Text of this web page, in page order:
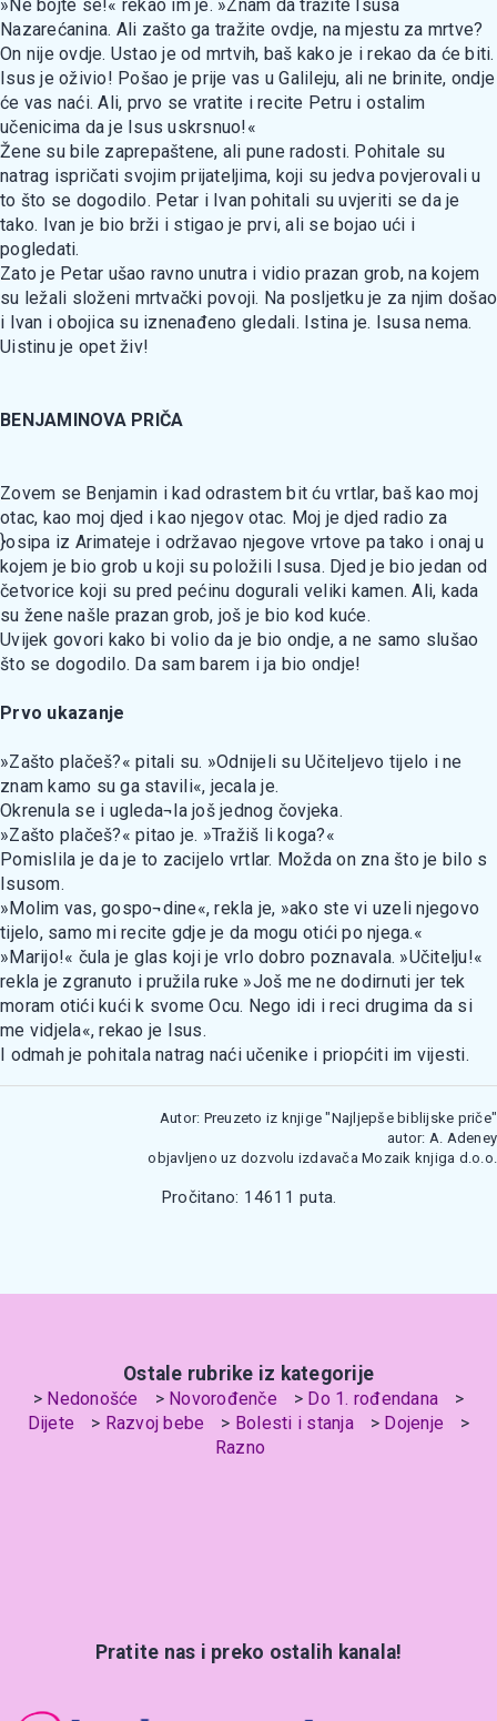
»Ne bojte se!« rekao im je. »Znam da tražite Isusa
Nazarećanina. Ali zašto ga tražite ovdje, na mjestu za mrtve?
On nije ovdje. Ustao je od mrtvih, baš kako je i rekao da će biti.
Isus je oživio! Pošao je prije vas u Galileju, ali ne brinite, ondje
će vas naći. Ali, prvo se vratite i recite Petru i ostalim
učenicima da je Isus uskrsnuo!«
Žene su bile zaprepaštene, ali pune radosti. Pohitale su
natrag ispričati svojim prijateljima, koji su jedva povjerovali u
to što se dogodilo. Petar i Ivan pohitali su uvjeriti se da je
tako. Ivan je bio brži i stigao je prvi, ali se bojao ući i
pogledati.
Zato je Petar ušao ravno unutra i vidio prazan grob, na kojem
su ležali složeni mrtvački povoji. Na posljetku je za njim došao
i Ivan i obojica su iznenađeno gledali. Istina je. Isusa nema.
Uistinu je opet živ!
BENJAMINOVA PRIČA
Zovem se Benjamin i kad odrastem bit ću vrtlar, baš kao moj
otac, kao moj djed i kao njegov otac. Moj je djed radio za
}osipa iz Arimateje i održavao njegove vrtove pa tako i onaj u
kojem je bio grob u koji su položili Isusa. Djed je bio jedan od
četvorice koji su pred pećinu dogurali veliki kamen. Ali, kada
su žene našle prazan grob, još je bio kod kuće.
Uvijek govori kako bi volio da je bio ondje, a ne samo slušao
što se dogodilo. Da sam barem i ja bio ondje!
Prvo ukazanje
»Zašto plačeš?« pitali su. »Odnijeli su Učiteljevo tijelo i ne
znam kamo su ga stavili«, jecala je.
Okrenula se i ugleda¬la još jednog čovjeka.
»Zašto plačeš?« pitao je. »Tražiš li koga?«
Pomislila je da je to zacijelo vrtlar. Možda on zna što je bilo s
Isusom.
»Molim vas, gospo¬dine«, rekla je, »ako ste vi uzeli njegovo
tijelo, samo mi recite gdje je da mogu otići po njega.«
»Marijo!« čula je glas koji je vrlo dobro poznavala. »Učitelju!«
rekla je zgranuto i pružila ruke »Još me ne dodirnuti jer tek
moram otići kući k svome Ocu. Nego idi i reci drugima da si
me vidjela«, rekao je Isus.
I odmah je pohitala natrag naći učenike i priopćiti im vijesti.
Autor: Preuzeto iz knjige "Najljepše biblijske priče"
autor: A. Adeney
objavljeno uz dozvolu izdavača Mozaik knjiga d.o.o.
Pročitano: 14611 puta.
Ostale rubrike iz kategorije
Nedonošće Novorođenče
Do 1. rođendana
Dijete
Razvoj bebe Bolesti i stanja
Dojenje
Razno
Pratite nas i preko ostalih kanala!